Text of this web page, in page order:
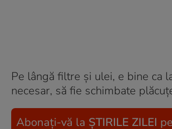
Pe lângă filtre și ulei, e bine ca
necesar, să fie schimbate
Abonați-vă la ȘTIRILE ZILEI